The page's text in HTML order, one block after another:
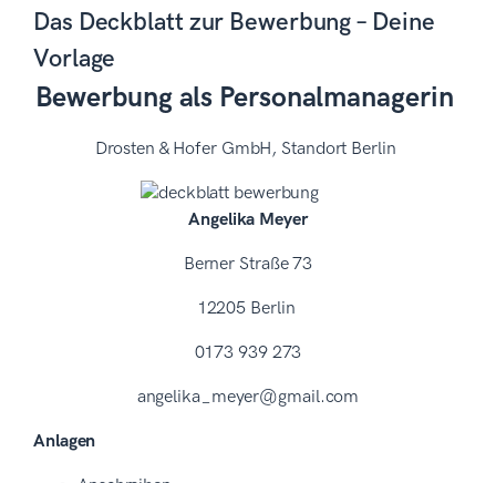
Das Deckblatt zur Bewerbung – Deine
Vorlage
Bewerbung als Personalmanagerin
Drosten & Hofer GmbH, Standort Berlin
Angelika Meyer
Berner Straße 73
12205 Berlin
0173 939 273
angelika_meyer@gmail.com
Anlagen